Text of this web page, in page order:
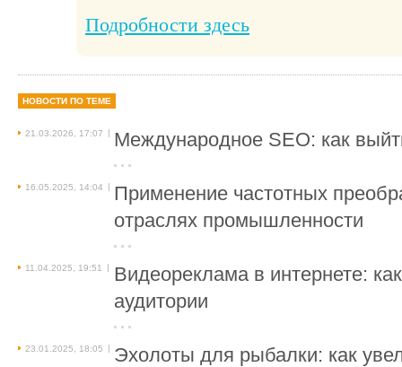
Подробности здесь
НОВОСТИ ПО ТЕМЕ
21.03.2026, 17:07 | Международное SEO: как
16.05.2025, 14:04 | Применение частотных
отраслях промышленности
11.04.2025, 19:51 |
Видеореклама в интернете:
аудитории
23.01.2025, 18:05 | Эхолоты для рыбалки: как